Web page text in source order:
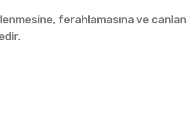
ferahlamasına ve